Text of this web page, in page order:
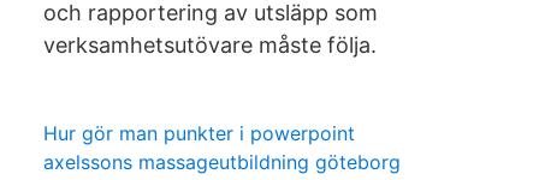
och rapportering av utsläpp som
verksamhetsutövare måste följa.
Hur gör man punkter i powerpoint
axelssons massageutbildning göteborg